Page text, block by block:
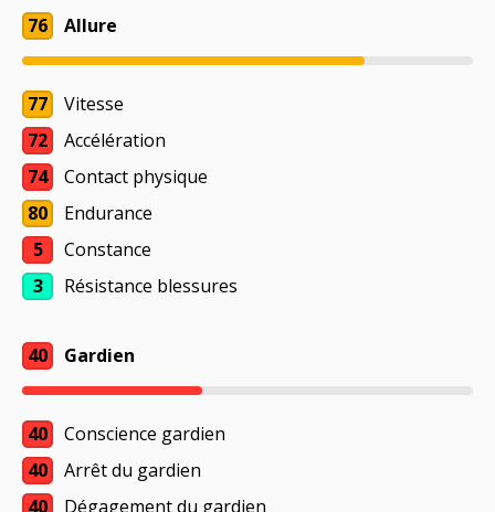
76 Allure
77
Vitesse
72
Accélération
74
Contact physique
80
Endurance
5
Constance
3
Résistance blessures
40 Gardien
40
Conscience gardien
40
Arrêt du gardien
40
Dégagement du gardien